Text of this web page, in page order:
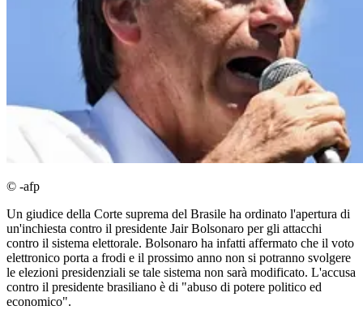
© -afp
Un giudice della Corte suprema del Brasile ha ordinato l'apertura di
un'inchiesta contro il presidente Jair Bolsonaro per gli attacchi
contro il sistema elettorale. Bolsonaro ha infatti affermato che il voto
elettronico porta a frodi e il prossimo anno non si potranno svolgere
le elezioni presidenziali se tale sistema non sarà modificato. L'accusa
contro il presidente brasiliano è di "abuso di potere politico ed
economico".